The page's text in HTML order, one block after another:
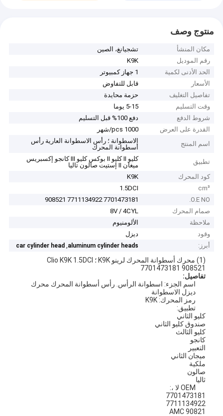
منتوج وصف
مكان المنشأ
تشجيانغ، الصين
رقم الموديل
K9K
الحد الأدنى لكمية
1 جهاز كمبيوتر
الأسعار
قابل للتفاوض
تفاصيل التغليف
حزمة محايدة
وقت التسليم
5-15 يوما
شروط الدفع
دفع 100% قبل التسليم
القدرة على العرض
1000 pcs/شهر
اسم المنتج
الاسطوانة ؛ رأس الاسطوانة العارية رأس
أسطوانة المحرك
تطبيق
كليو II كليو II بوكس ​​كليو III كانجو إكسبريس
ميغان II إستيت صالون تاليا
كود المحرك
K9K
cm³
1.5DCI
O.E NO.
7701473181 7711134922 908521
صمام المحرك
8V / 4CYL
ملاحظة
الألومنيوم
وقود
ديزل
أبرز:
aluminum cylinder heads
,
car cylinder head
(1) محرك أسطوانة المحرك لرينو K9K ؛ Clio K9K ​​1.5DCI
7701473181 908521
تفاصيل:
اسم الجزء: اسطوانة الرأس. رأس أسطوانة المحرك محرك
ديزل الاسطوانة
رمز المحرك: K9K
تطبيق:
كليو الثاني
صندوق كليو الثاني
كليو الثالث
كانجو
التعبير
ميجان الثاني
ملكية
صالون
ثاليا
OEM لا ،:
7701473181
7711134922
AMC 90821